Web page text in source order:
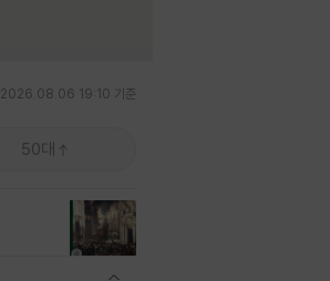
2026.08.06 19:10 기준
50대